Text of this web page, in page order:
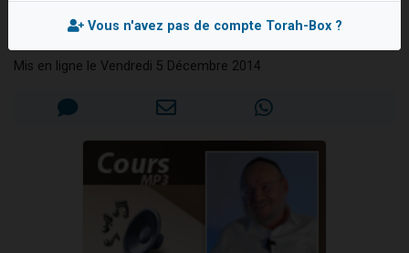
Il reste 49 places pour étudier en groupe sur Zoom
12 nouvelles musiques dans Torah-Box Music
Rav Yehiel BRAND
Mis en ligne le Vendredi 5 Décembre 2014
Vous n'avez pas de compte Torah-Box ?